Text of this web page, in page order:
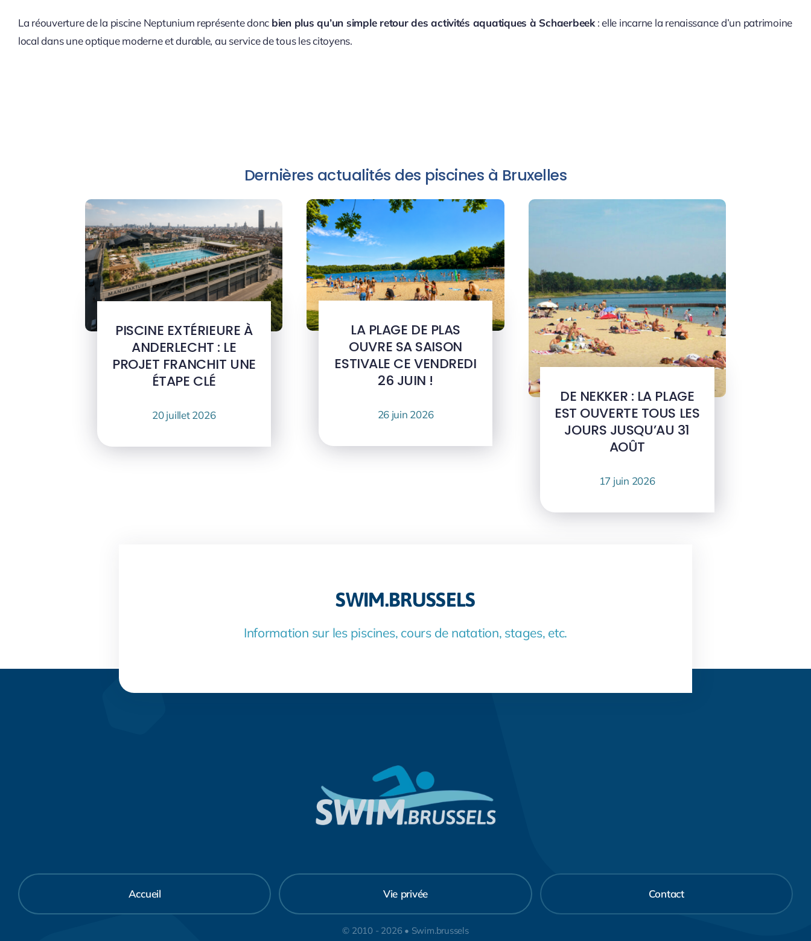
La réouverture de la piscine Neptunium représente donc bien plus qu’un simple retour des activités aquatiques à Schaerbeek: elle incarne la renaissance d’un patrimoine
local dans une optique moderne et durable, au service de tous les citoyens.
Dernières actualités des piscines à Bruxelles
PISCINE EXTÉRIEURE À
ANDERLECHT : LE
PROJET FRANCHIT UNE
ÉTAPE CLÉ
20 juillet 2026
LA PLAGE DE PLAS
OUVRE SA SAISON
ESTIVALE CE VENDREDI
26 JUIN !
26 juin 2026
DE NEKKER : LA PLAGE
EST OUVERTE TOUS LES
JOURS JUSQU’AU 31
AOÛT
17 juin 2026
SWIM.BRUSSELS
Information sur les piscines, cours de natation, stages, etc.
Accueil Vie privée Contact
© 2010 - 2026 • Swim.brussels